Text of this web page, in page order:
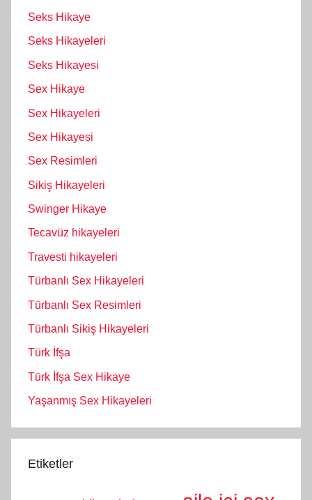
Seks Hikaye
Seks Hikayeleri
Seks Hikayesi
Sex Hikaye
Sex Hikayeleri
Sex Hikayesi
Sex Resimleri
Sikiş Hikayeleri
Swinger Hikaye
Tecavüz hikayeleri
Travesti hikayeleri
Türbanlı Sex Hikayeleri
Türbanlı Sex Resimleri
Türbanlı Sikiş Hikayeleri
Türk İfşa
Türk İfşa Sex Hikaye
Yaşanmış Sex Hikayeleri
Etiketler